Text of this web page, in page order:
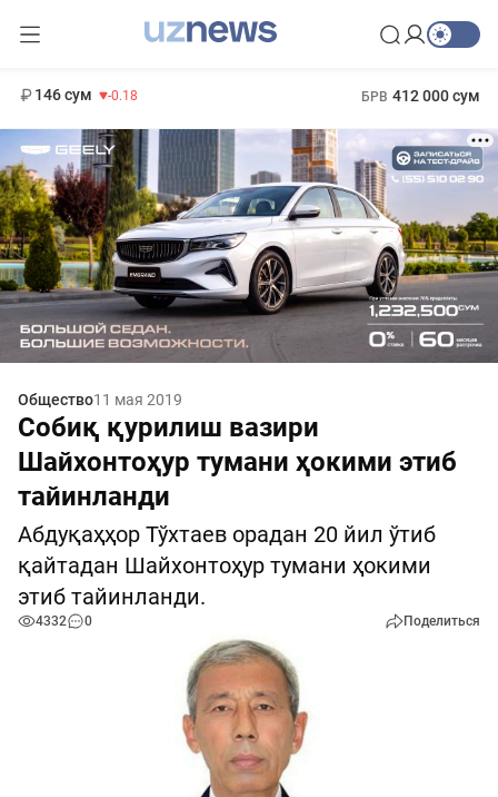
146 сум -0.18 БРВ 412 000 сум
Общество11 мая 2019
Собиқ қурилиш вазири
Шайхонтоҳур тумани ҳокими этиб
тайинланди
Абдуқаҳҳор Тўхтаев орадан 20 йил ўтиб
қайтадан Шайхонтоҳур тумани ҳокими
этиб тайинланди.
4332 0 Поделиться